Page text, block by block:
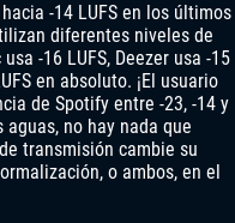
-14 LUFS en los últimos
diferentes niveles de
-16 LUFS, Deezer usa -15
en absoluto. ¡El usuario
de Spotify entre -23, -14 y
no hay nada que
transmisión cambie su
o ambos, en el